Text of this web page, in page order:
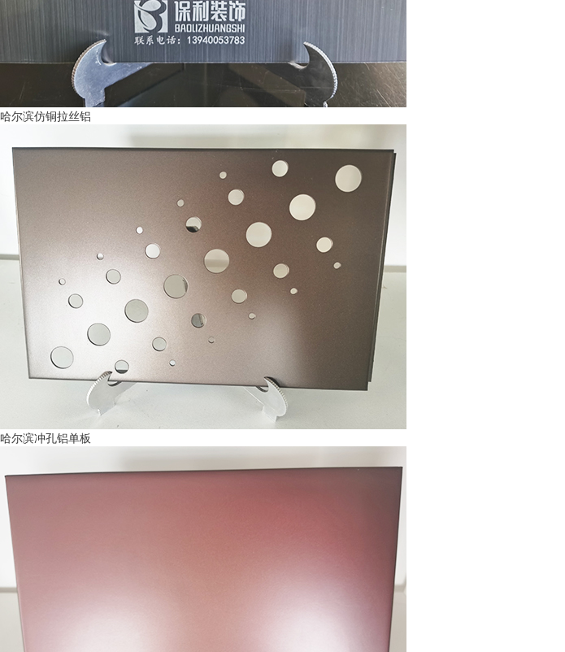
哈尔滨仿铜拉丝铝
哈尔滨冲孔铝单板